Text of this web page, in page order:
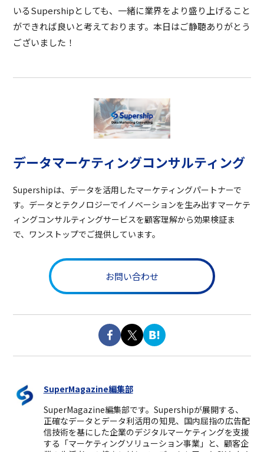
いるSupershipとしても、一緒に業界をより盛り上げること
ができれば良いと考えております。本日はご静聴ありがとう
ございました！
データマーケティングコンサルティング
Supershipは、データを活用したマーケティングパートナーで
す。データとテクノロジーでイノベーションを生み出すマーケテ
ィングコンサルティングサービスを顧客理解から効果検証ま
で、ワンストップでご提供しています。
お問い合わせ
SuperMagazine編集部
SuperMagazine編集部です。Supershipが展開する、
正確なデータとデータ利活用の知見、国内屈指の広告配
信技術を基にした企業のデジタルマーケティングを支援
する「マーケティングソリューション事業」と、顧客企